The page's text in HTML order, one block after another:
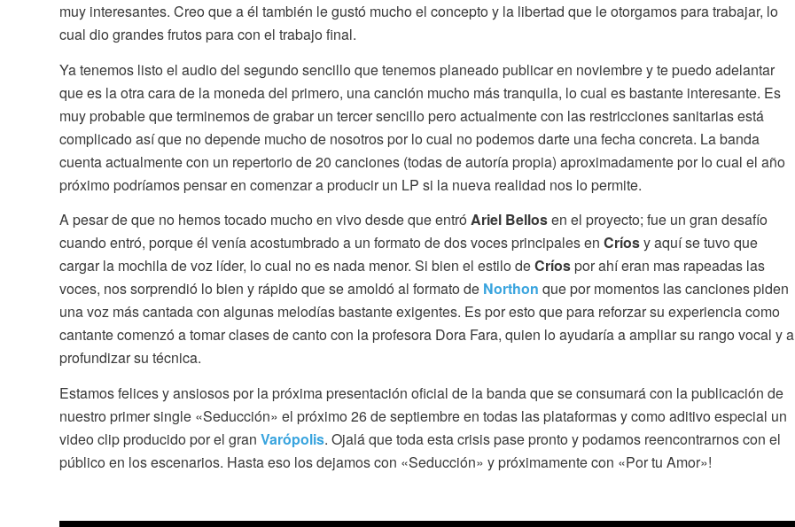
muy interesantes. Creo que a él también le gustó mucho el concepto y la libertad que le otorgamos para trabajar, lo
cual dio grandes frutos para con el trabajo final.
Ya tenemos listo el audio del segundo sencillo que tenemos planeado publicar en noviembre y te puedo adelantar
que es la otra cara de la moneda del primero, una canción mucho más tranquila, lo cual es bastante interesante. Es
muy probable que terminemos de grabar un tercer sencillo pero actualmente con las restricciones sanitarias está
complicado así que no depende mucho de nosotros por lo cual no podemos darte una fecha concreta. La banda
cuenta actualmente con un repertorio de 20 canciones (todas de autoría propia) aproximadamente por lo cual el año
próximo podríamos pensar en comenzar a producir un LP si la nueva realidad nos lo permite.
A pesar de que no hemos tocado mucho en vivo desde que entróAriel Bellosen el proyecto; fue un gran desafío
cuando entró, porque él venía acostumbrado a un formato de dos voces principales en Críosy aquí se tuvo que
cargar la mochila de voz líder, lo cual no es nada menor. Si bien el estilo deCríospor ahí eran mas rapeadas las
voces, nos sorprendió lo bien y rápido que se amoldó al formato de Northon que por momentos las canciones piden
una voz más cantada con algunas melodías bastante exigentes. Es por esto que para reforzar su experiencia como
cantante comenzó a tomar clases de canto con la profesora Dora Fara, quien lo ayudaría a ampliar su rango vocal y a
profundizar su técnica.
Estamos felices y ansiosos por la próxima presentación oficial de la banda que se consumará con la publicación de
nuestro primer single «Seducción» el próximo 26 de septiembre en todas las plataformas y como aditivo especial un
video clip producido por el gran Varópolis. Ojalá que toda esta crisis pase pronto y podamos reencontrarnos con el
público en los escenarios. Hasta eso los dejamos con «Seducción» y próximamente con «Por tu Amor»!